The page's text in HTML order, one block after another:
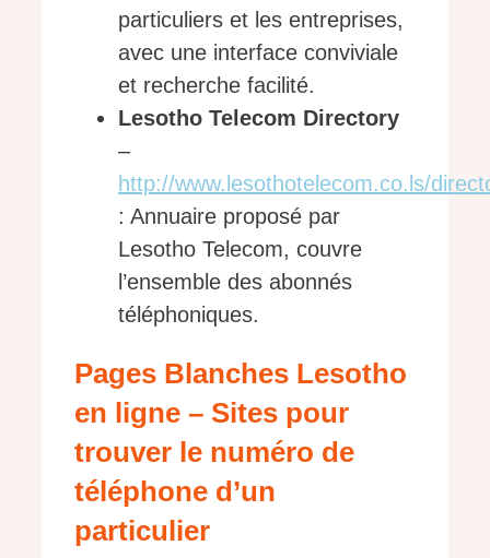
particuliers et les entreprises,
avec une interface conviviale
et recherche facilité.
Lesotho Telecom Directory
–
http://www.lesothotelecom.co.ls/
: Annuaire proposé par
Lesotho Telecom, couvre
l’ensemble des abonnés
téléphoniques.
Pages Blanches Lesotho
en ligne – Sites pour
trouver le numéro de
téléphone d’un
particulier